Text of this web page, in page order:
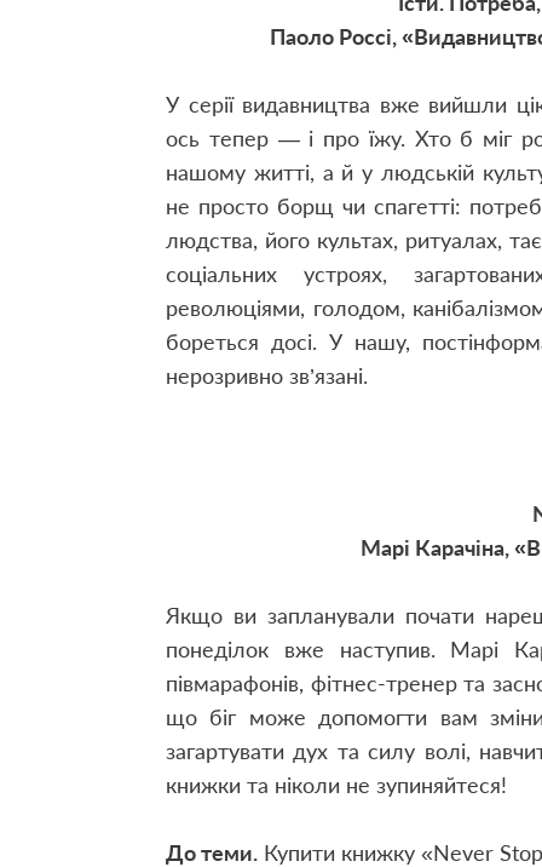
Паоло Россі,
У серії видавництва вже вийшли
ось тепер — і про їжу. Хто б міг
нашому житті, а й у людській
не просто борщ чи спагетті:
людства, його культах, ритуалах,
соціальних устроях,
революціями, голодом,
бореться досі. У нашу,
нерозривно зв’язані.
Марі Карачіна,
Якщо ви запланували почати
понеділок вже наступив. Марі
півмарафонів, фітнес-тренер та
що біг може допомогти вам
загартувати дух та силу волі,
книжки та ніколи не зупиняйтеся!
До теми. Купити книжку «Never